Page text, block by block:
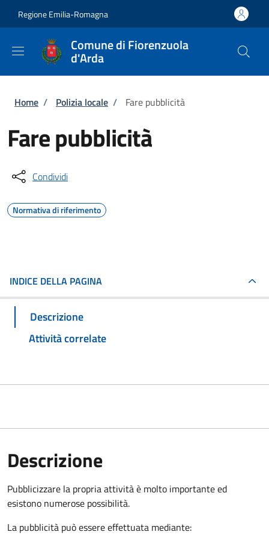
Regione Emilia-Romagna
Comune di Fiorenzuola
d'Arda
Briciole di pane
Home / Polizia locale / Fare pubblicità
Fare pubblicità
Condividi
Normativa di riferimento
INDICE DELLA PAGINA
Descrizione
Attività correlate
Descrizione
Pubblicizzare la propria attività è molto importante ed
esistono numerose possibilità.
La pubblicità può essere effettuata mediante: